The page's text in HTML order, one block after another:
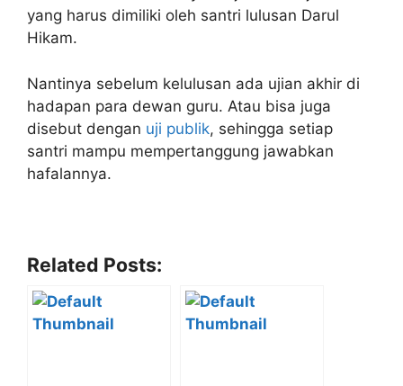
yang harus dimiliki oleh santri lulusan Darul
Hikam.
Nantinya sebelum kelulusan ada ujian akhir di
hadapan para dewan guru. Atau bisa juga
disebut dengan uji publik, sehingga setiap
santri mampu mempertanggung jawabkan
hafalannya.
Related Posts: